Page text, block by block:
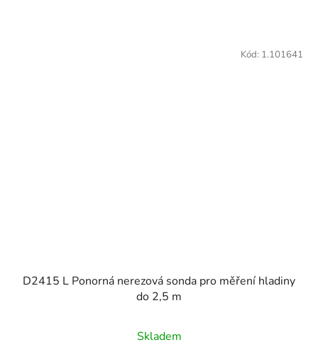
D2415 L Ponorná nerezová sonda pro měření hladiny
do 2,5 m
hodnocení
Skladem
Kód: 1.101641